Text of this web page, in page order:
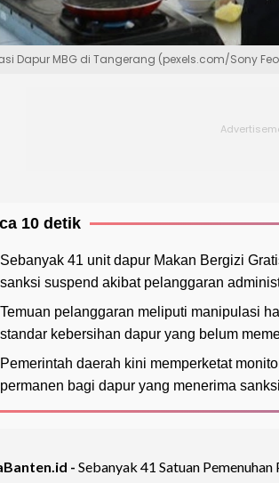
Dapur MBG di Tangerang (pexels.com/Sony
10 detik
Sebanyak 41 unit dapur Makan Bergizi
sanksi suspend akibat pelanggaran
Temuan pelanggaran meliputi manipulasi
standar kebersihan dapur yang belum
Pemerintah daerah kini memperketat
permanen bagi dapur yang menerima
- Sebanyak 41 Satuan